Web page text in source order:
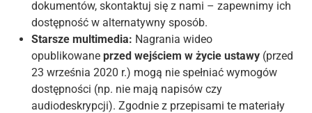
dokumentów, skontaktuj się z nami – zapewnimy ich
dostępność w alternatywny sposób.
Starsze multimedia: Nagrania wideo
opublikowane przed wejściem w życie ustawy (przed
23 września 2020 r.) mogą nie spełniać wymogów
dostępności (np. nie mają napisów czy
audiodeskrypcji). Zgodnie z przepisami te materiały